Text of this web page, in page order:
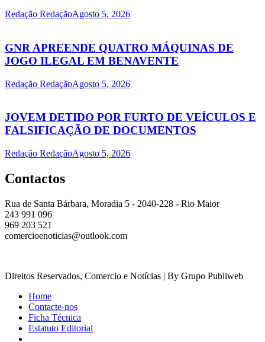
Redação RedaçãoAgosto 5, 2026
GNR APREENDE QUATRO MÁQUINAS DE
JOGO ILEGAL EM BENAVENTE
Redação RedaçãoAgosto 5, 2026
JOVEM DETIDO POR FURTO DE VEÍCULOS E
FALSIFICAÇÃO DE DOCUMENTOS
Redação RedaçãoAgosto 5, 2026
Contactos
Rua de Santa Bárbara, Moradia 5 - 2040-228 - Rio Maior
243 991 096
969 203 521
comercioenoticias@outlook.com
Direitos Reservados, Comercio e Notícias | By Grupo Publiweb
Home
Contacte-nos
Ficha Técnica
Estatuto Editorial